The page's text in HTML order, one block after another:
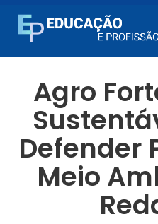
Agro
Defender
Meio